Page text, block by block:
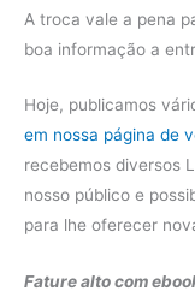
A troca vale a pena
boa informação a
Hoje, publicamos
em nossa página de
recebemos diversos
nosso público e
para lhe oferecer
Fature alto com